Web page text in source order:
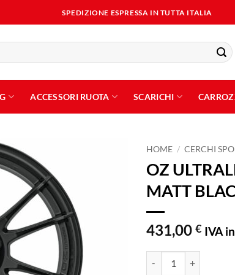
SPEDIZIONE ESPRESSA IN TUTTA ITALIA
ACCESSORI RUOTA SCARICHI
HOME / CERCHI
OZ
MATT
431,00 € IVA